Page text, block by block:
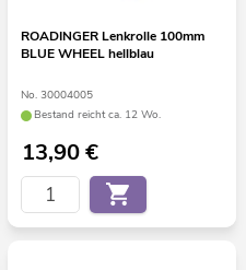
ROADINGER Lenkrolle 100mm
BLUE WHEEL hellblau
No. 30004005
Bestand reicht ca. 12 Wo.
13,90€